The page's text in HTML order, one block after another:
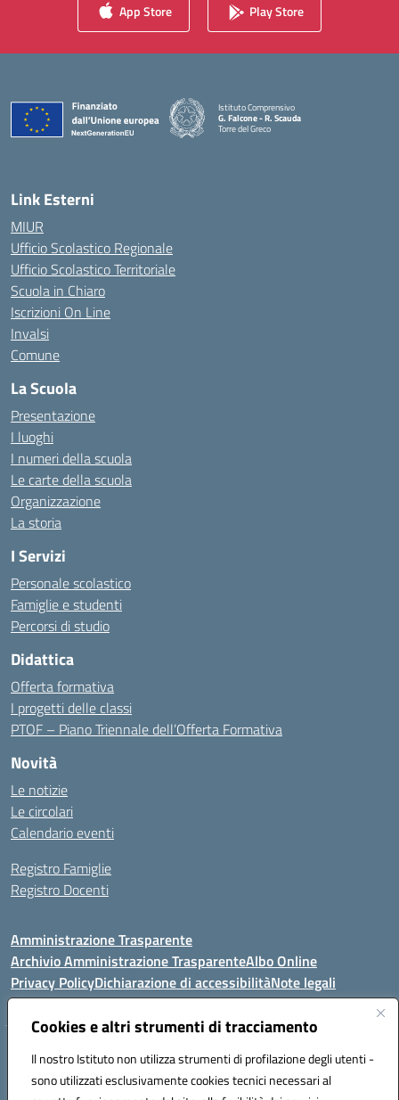
Cookies e altri strumenti di tracciamento
Il nostro Istituto non utilizza strumenti di profilazione degli utenti -
sono utilizzati esclusivamente cookies tecnici necessari al
App Store Play Store
Istituto Comprensivo
G. Falcone - R. Scauda
Torre del Greco
Link Esterni
MIUR
Ufficio Scolastico Regionale
Ufficio Scolastico Territoriale
Scuola in Chiaro
Iscrizioni On Line
Invalsi
Comune
La Scuola
Presentazione
I luoghi
I numeri della scuola
Le carte della scuola
Organizzazione
La storia
I Servizi
Personale scolastico
Famiglie e studenti
Percorsi di studio
Didattica
Offerta formativa
I progetti delle classi
PTOF – Piano Triennale dell’Offerta Formativa
Novità
Le notizie
Le circolari
Calendario eventi
Registro Famiglie
Registro Docenti
Amministrazione Trasparente
Archivio Amministrazione TrasparenteAlbo Online
Privacy PolicyDichiarazione di accessibilitàNote legali
Istituto Comprensivo Statale
Via Cupa Campanariello, 5 - 80059, Torre del Greco (NA)